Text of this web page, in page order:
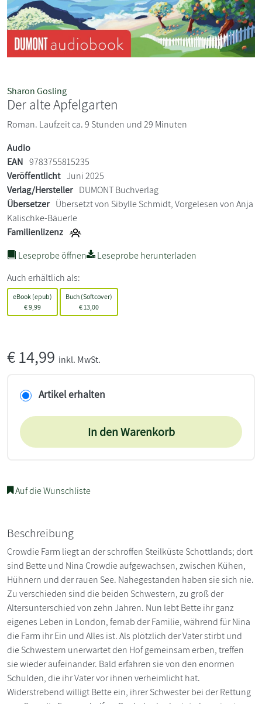
Sharon Gosling
Der alte Apfelgarten
Roman. Laufzeit ca. 9 Stunden und 29 Minuten
Audio
EAN 9783755815235
Veröffentlicht Juni 2025
Verlag/Hersteller DUMONT Buchverlag
Übersetzer Übersetzt von Sibylle Schmidt, Vorgelesen von Anja
Kalischke-Bäuerle
Familienlizenz
Leseprobe öffnen
Leseprobe herunterladen
Auch erhältlich als:
eBook (epub)
€9,99
Buch (Softcover)
€ 13,00
€14,99 inkl. MwSt.
Artikel erhalten
In den Warenkorb
Auf die Wunschliste
Beschreibung
Crowdie Farm liegt an der schroffen Steilküste Schottlands; dort
sind Bette und Nina Crowdie aufgewachsen, zwischen Kühen,
Hühnern und der rauen See. Nahegestanden haben sie sich nie.
Zu verschieden sind die beiden Schwestern, zu groß der
Altersunterschied von zehn Jahren. Nun lebt Bette ihr ganz
eigenes Leben in London, fernab der Familie, während für Nina
die Farm ihr Ein und Alles ist. Als plötzlich der Vater stirbt und
die Schwestern unerwartet den Hof gemeinsam erben, treffen
sie wieder aufeinander. Bald erfahren sie von den enormen
Schulden, die ihr Vater vor ihnen verheimlicht hat.
Widerstrebend willigt Bette ein, ihrer Schwester bei der Rettung